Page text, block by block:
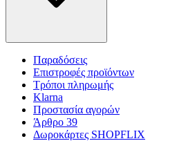
Παραδόσεις
Επιστροφές προϊόντων
Τρόποι πληρωμής
Klarna
Προστασία αγορών
Άρθρο 39
Δωροκάρτες SHOPFLIX